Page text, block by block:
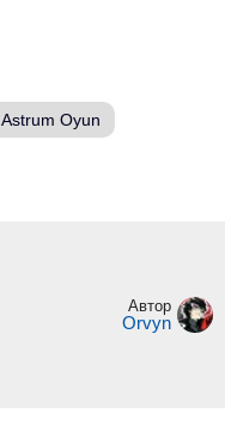
Astrum Oyun
Автор
Orvyn